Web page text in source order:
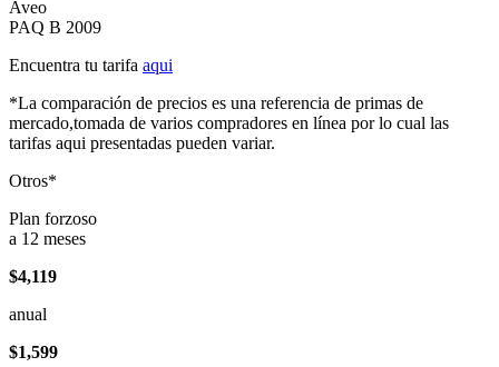
Aveo
PAQ B 2009
Encuentra tu tarifa aqui
*La comparación de precios es una referencia de primas de
mercado,tomada de varios compradores en línea por lo cual las
tarifas aqui presentadas pueden variar.
Otros*
Plan forzoso
a 12 meses
$4,119
anual
$1,599